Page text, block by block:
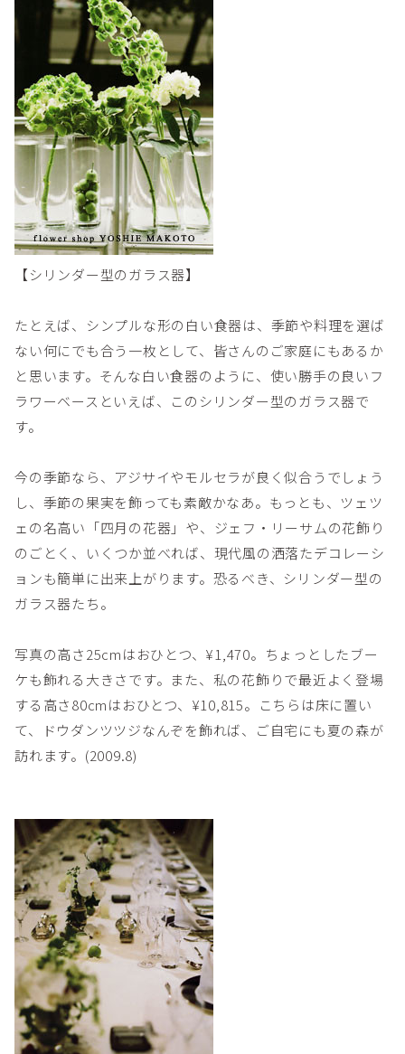
【シリンダー型のガラス器】
たとえば、シンプルな形の白い食器は、季節や料理を選ば
ない何にでも合う一枚として、皆さんのご家庭にもあるか
と思います。そんな白い食器のように、使い勝手の良いフ
ラワーベースといえば、このシリンダー型のガラス器で
す。
今の季節なら、アジサイやモルセラが良く似合うでしょう
し、季節の果実を飾っても素敵かなあ。もっとも、ツェツ
ェの名高い「四月の花器」や、ジェフ・リーサムの花飾り
のごとく、いくつか並べれば、現代風の洒落たデコレーシ
ョンも簡単に出来上がります。恐るべき、シリンダー型の
ガラス器たち。
写真の高さ25cmはおひとつ、¥1,470。ちょっとしたブー
ケも飾れる大きさです。また、私の花飾りで最近よく登場
する高さ80cmはおひとつ、¥10,815。こちらは床に置い
て、ドウダンツツジなんぞを飾れば、ご自宅にも夏の森が
訪れます。(2009.8)